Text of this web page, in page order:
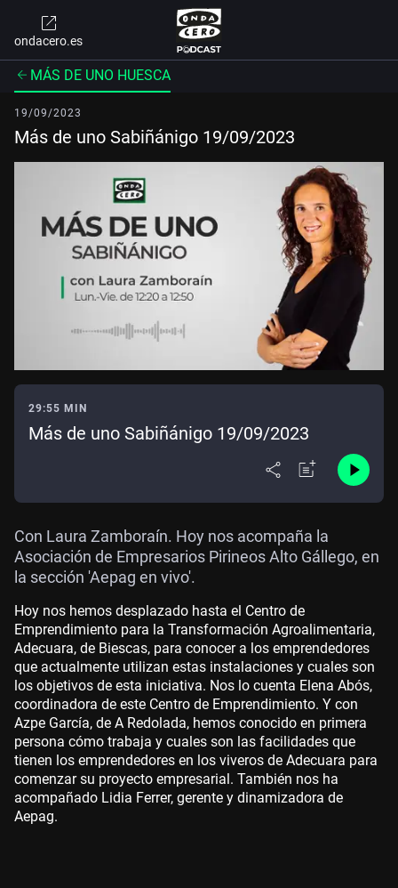
ondacero.es
MÁS DE UNO HUESCA
19/09/2023
Más de uno Sabiñánigo 19/09/2023
29:55 MIN
Más de uno Sabiñánigo 19/09/2023
Con Laura Zamboraín. Hoy nos acompaña la
Asociación de Empresarios Pirineos Alto Gállego, en
la sección 'Aepag en vivo'.
Hoy nos hemos desplazado hasta el Centro de
Emprendimiento para la Transformación Agroalimentaria,
Adecuara, de Biescas, para conocer a los emprendedores
que actualmente utilizan estas instalaciones y cuales son
los objetivos de esta iniciativa. Nos lo cuenta Elena Abós,
coordinadora de este Centro de Emprendimiento. Y con
Azpe García, de A Redolada, hemos conocido en primera
persona cómo trabaja y cuales son las facilidades que
tienen los emprendedores en los viveros de Adecuara para
comenzar su proyecto empresarial. También nos ha
acompañado Lidia Ferrer, gerente y dinamizadora de
Aepag.